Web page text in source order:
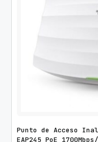
Punto de Acceso
EAP245 PoE